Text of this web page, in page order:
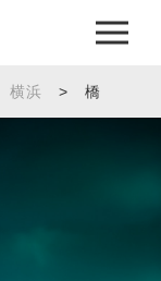
横浜 > 橋